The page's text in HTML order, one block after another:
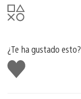
¿Te ha gustado esto?
Me
gusta
esto